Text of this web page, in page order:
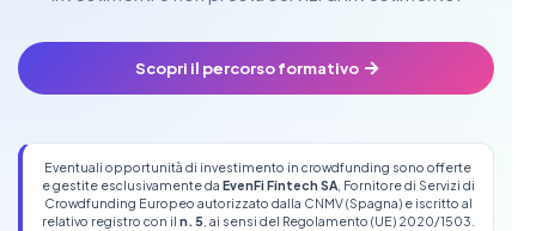
Scopri il percorso formativo
Eventuali opportunità di investimento in crowdfunding sono offerte
e gestite esclusivamente da EvenFi Fintech SA, Fornitore di Servizi di
Crowdfunding Europeo autorizzato dalla CNMV (Spagna) e iscritto al
relativo registro con il n. 5 , ai sensi del Regolamento (UE) 2020/1503.